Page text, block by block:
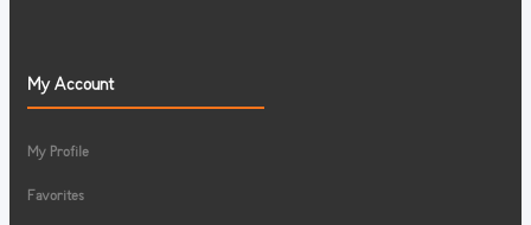
My Account
My Profile
Favorites